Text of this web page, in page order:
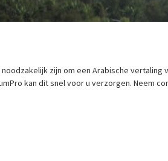
zijn om een Arabische vertaling
kan dit snel voor u verzorgen. Neem